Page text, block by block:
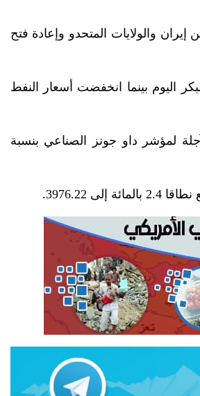
إيران والولايات المتحدو وإعادة فتح
في طوكيو وسول بأكثر من 5% في وقت مبكر اليوم بينما انخفضت أسعار النفط
بنسبة 1%، وكسبت العقود الآجلة لمؤشر داو جونز الصناعي بنسبة